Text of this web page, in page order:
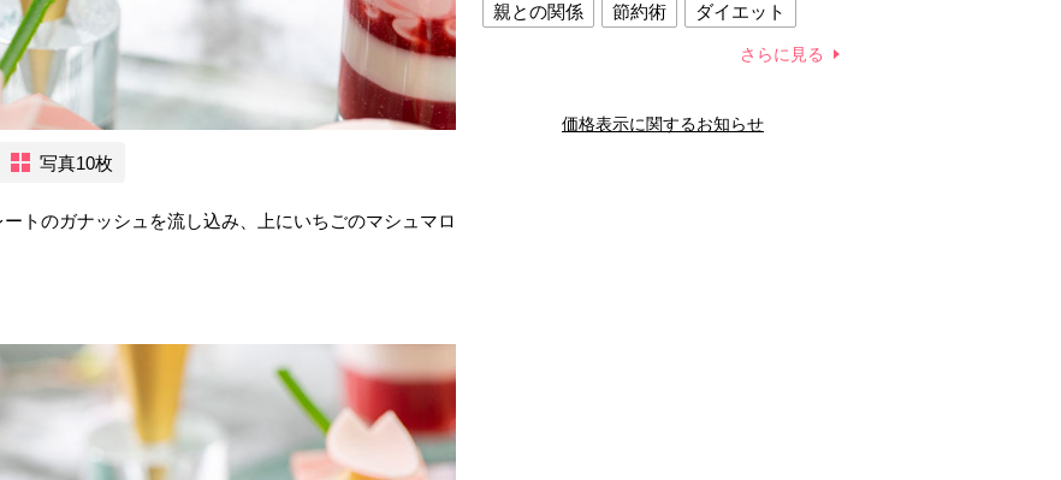
写真10枚
トのガナッシュを流し込み、上にいちごのマシュマロ
親との関係
節約術
ダイエット
夫との関係
新津春子 どか食い
さらに見る
価格表示に関するお知らせ